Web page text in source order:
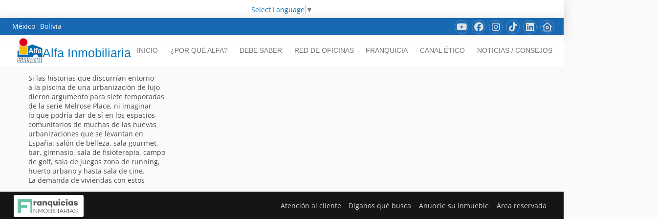
Select Language ▼
México Bolivia
Alfa Inmobiliaria INICIO ¿POR QUÉ ALFA? DEBE SABER RED DE OFICINAS FRANQUICIA CANAL ÉTICO NOTICIAS / CONSEJOS
Si las historias que discurrían entorno
a la piscina de una urbanización de lujo
dieron argumento para siete temporadas
de la serie Melrose Place, ni imaginar
lo que podría dar de sí en los espacios
comunitarios de muchas de las nuevas
urbanizaciones que se levantan en
España: salón de belleza, sala gourmet,
bar, gimnasio, sala de fisioterapia, campo
de golf, sala de juegos zona de running,
huerto urbano y hasta sala de cine.
La demanda de viviendas con estos
Atención al cliente Díganos qué busca Anuncie su inmueble Área reservada